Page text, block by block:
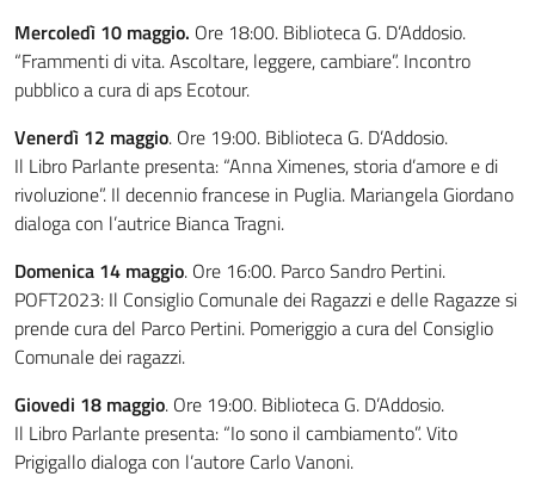
Mercoledì 10 maggio. Ore 18:00. Biblioteca G. D’Addosio.
“Frammenti di vita. Ascoltare, leggere, cambiare”. Incontro
pubblico a cura di aps Ecotour.
Venerdì 12 maggio. Ore 19:00. Biblioteca G. D’Addosio.
Il Libro Parlante presenta: “Anna Ximenes, storia d’amore e di
rivoluzione”. Il decennio francese in Puglia. Mariangela Giordano
dialoga con l’autrice Bianca Tragni.
Domenica 14 maggio. Ore 16:00. Parco Sandro Pertini.
POFT2023: Il Consiglio Comunale dei Ragazzi e delle Ragazze si
prende cura del Parco Pertini. Pomeriggio a cura del Consiglio
Comunale dei ragazzi.
Giovedi 18 maggio. Ore 19:00. Biblioteca G. D’Addosio.
Il Libro Parlante presenta: “Io sono il cambiamento”. Vito
Prigigallo dialoga con l’autore Carlo Vanoni.